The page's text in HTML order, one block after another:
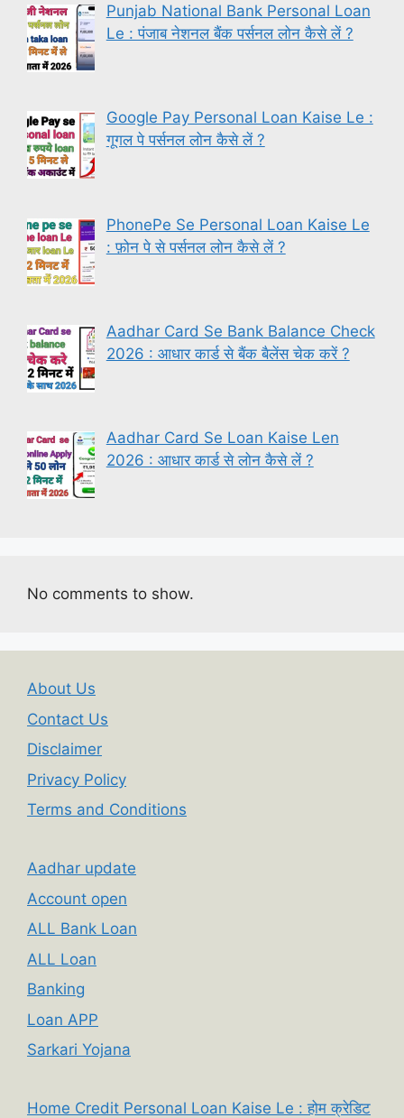
Punjab National Bank Personal Loan
Le : पंजाब नेशनल बैंक पर्सनल लोन कैसे लें ?
Google Pay Personal Loan Kaise Le :
गूगल पे पर्सनल लोन कैसे लें ?
PhonePe Se Personal Loan Kaise Le
: फ़ोन पे से पर्सनल लोन कैसे लें ?
Aadhar Card Se Bank Balance Check
2026 : आधार कार्ड से बैंक बैलेंस चेक करें ?
Aadhar Card Se Loan Kaise Len
2026 : आधार कार्ड से लोन कैसे लें ?
No comments to show.
About Us
Contact Us
Disclaimer
Privacy Policy
Terms and Conditions
Aadhar update
Account open
ALL Bank Loan
ALL Loan
Banking
Loan APP
Sarkari Yojana
Home Credit Personal Loan Kaise Le : होम क्रेडिट